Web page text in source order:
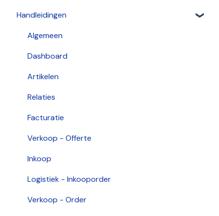
Artikelen
Stamgegevens
Inkoop
Facturering
2026
2025
2024
2021
2022
2020
Handleidingen
Algemeen
Dashboard
Artikelen
Relaties
Facturatie
Verkoop - Offerte
Inkoop
Logistiek - Inkooporder
Verkoop - Order